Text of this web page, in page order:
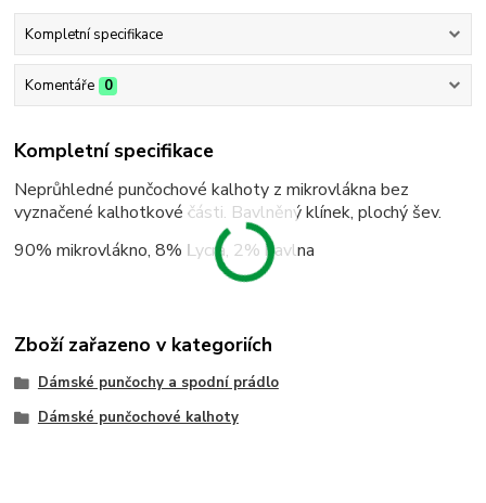
Kompletní specifikace
Komentáře 0
Kompletní specifikace
Neprůhledné punčochové kalhoty z mikrovlákna bez
vyznačené kalhotkové části. Bavlněný klínek, plochý šev.
90% mikrovlákno, 8% Lycra, 2% bavlna
Zboží zařazeno v kategoriích
Dámské punčochy a spodní prádlo
Dámské punčochové kalhoty